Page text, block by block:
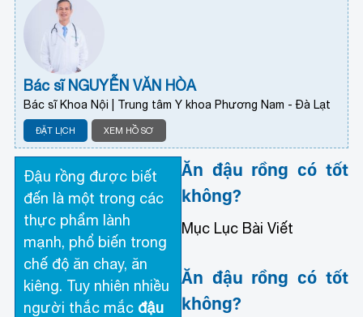
Bác sĩ NGUYỄN VĂN HÒA
Bác sĩ Khoa Nội | Trung tâm Y khoa Phương Nam - Đà Lạt
ĐẶT LỊCH XEM HỒ SƠ
Đậu rồng được biết
đến là một trong các
thực phẩm lành
mạnh, phổ biến trong
chế độ ăn chay, ăn
kiêng. Tuy nhiên nhiều
người thắc mắc đậu
Ăn đậu rồng có tốt
không?
Mục Lục Bài Viết
Ăn đậu rồng có tốt
không?